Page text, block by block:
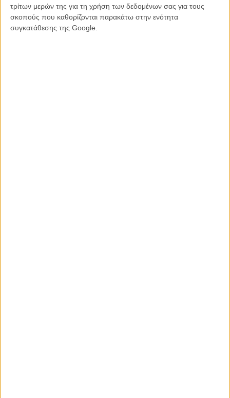
τρίτων μερών της για τη χρήση των δεδομένων σας για τους
σκοπούς που καθορίζονται παρακάτω στην ενότητα
συγκατάθεσης της Google.
Δείτε ακόμη:Η Ντίλαν Φάροου μιλάει για πρώτη φορά στην
τηλεόραση για τον Γούντι Αλεν